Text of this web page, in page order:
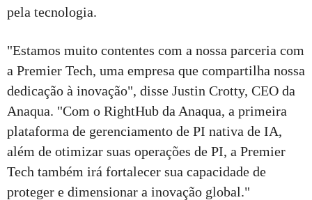
pela tecnologia.
"Estamos muito contentes com a nossa parceria com
a Premier Tech, uma empresa que compartilha nossa
dedicação à inovação", disse Justin Crotty, CEO da
Anaqua. "Com o RightHub da Anaqua, a primeira
plataforma de gerenciamento de PI nativa de IA,
além de otimizar suas operações de PI, a Premier
Tech também irá fortalecer sua capacidade de
proteger e dimensionar a inovação global."